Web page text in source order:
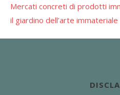
Mercati concreti di prodotti
il giardino dell’arte immateriale